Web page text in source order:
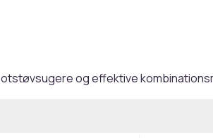
og effektive